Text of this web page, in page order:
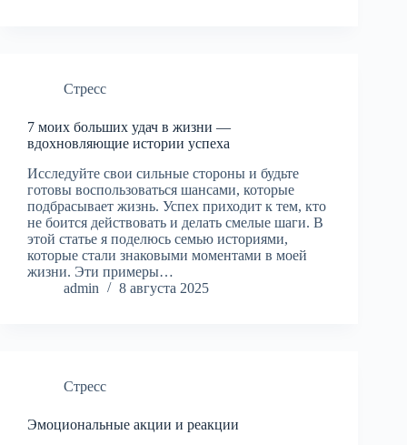
Стресс
7 моих больших удач в жизни —
вдохновляющие истории успеха
Исследуйте свои сильные стороны и будьте
готовы воспользоваться шансами, которые
подбрасывает жизнь. Успех приходит к тем, кто
не боится действовать и делать смелые шаги. В
этой статье я поделюсь семью историями,
которые стали знаковыми моментами в моей
жизни. Эти примеры…
admin
8 августа 2025
Стресс
Эмоциональные акции и реакции